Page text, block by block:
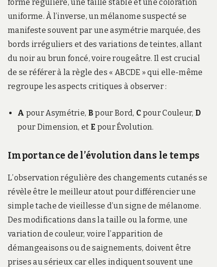
forme régulière, une taille stable et une coloration
uniforme. À l’inverse, un mélanome suspecté se
manifeste souvent par une asymétrie marquée, des
bords irréguliers et des variations de teintes, allant
du noir au brun foncé, voire rougeâtre. Il est crucial
de se référer à la règle des « ABCDE » qui elle-même
regroupe les aspects critiques à observer :
A pour Asymétrie, B pour Bord, C pour Couleur, D
pour Dimension, et E pour Évolution.
Importance de l’évolution dans le temps
L’observation régulière des changements cutanés se
révèle être le meilleur atout pour différencier une
simple tache de vieillesse d’un signe de mélanome.
Des modifications dans la taille ou la forme, une
variation de couleur, voire l’apparition de
démangeaisons ou de saignements, doivent être
prises au sérieux car elles indiquent souvent une